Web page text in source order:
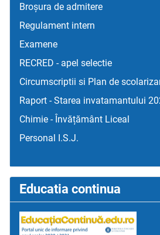
Broșura de admitere
Regulament intern
Examene
RECRED - apel selectie
Circumscriptii si Plan de
Raport - Starea invatamantului
Chimie - Învățământ Liceal
Personal I.S.J.
Educatia continua